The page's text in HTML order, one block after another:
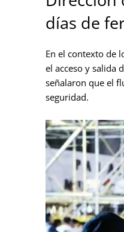
días de
En el contexto de
el acceso y salida
señalaron que el
seguridad.